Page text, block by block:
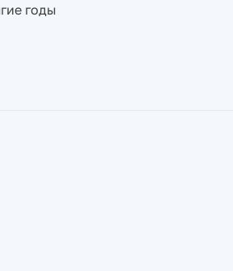
годы